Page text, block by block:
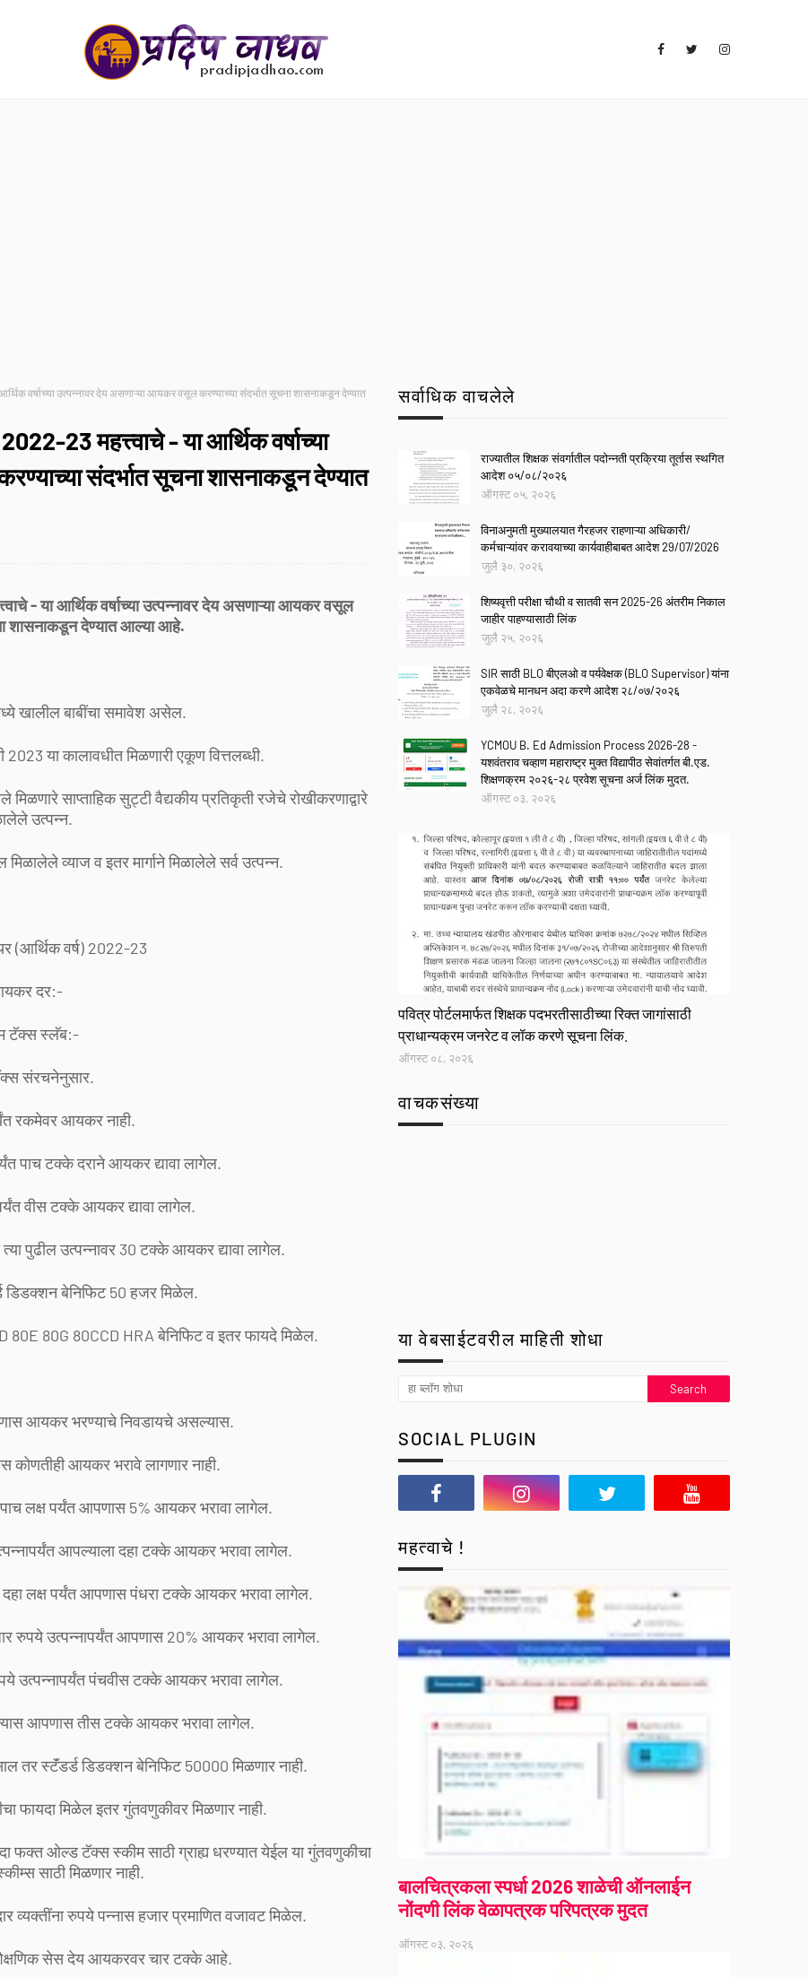
वर्षाच्या उत्पन्नावर देय असणाऱ्या आयकर वसूल करण्याच्या संदर्भात सूचना शासनाकडून देण्यात
23 महत्त्वाचे - या आर्थिक वर्षाच्या
संदर्भात सूचना शासनाकडून देण्यात
या आर्थिक वर्षाच्या उत्पन्नावर देय असणाऱ्या आयकर वसूल
शासनाकडून देण्यात आल्या आहे.
खालील बाबींचा समावेश असेल.
2023 या कालावधीत मिळणारी एकूण वित्तलब्धी.
साप्ताहिक सुट्टी वैद्यकीय प्रतिकृती रजेचे रोखीकरणाद्वारे
उत्पन्न.
व्याज व इतर मार्गाने मिळालेले सर्व उत्पन्न.
(आर्थिक वर्ष) 2022-23
दर:-
टॅक्स स्लॅब:-
संरचनेनुसार.
रकमेवर आयकर नाही.
पाच टक्के दराने आयकर द्यावा लागेल.
वीस टक्के आयकर द्यावा लागेल.
पुढील उत्पन्नावर 30 टक्के आयकर द्यावा लागेल.
डिडक्शन बेनिफिट 50 हजर मिळेल.
80E 80G 80CCD HRA बेनिफिट व इतर फायदे मिळेल.
आयकर भरण्याचे निवडायचे असल्यास.
कोणतीही आयकर भरावे लागणार नाही.
लक्ष पर्यंत आपणास 5% आयकर भरावा लागेल.
आपल्याला दहा टक्के आयकर भरावा लागेल.
लक्ष पर्यंत आपणास पंधरा टक्के आयकर भरावा लागेल.
रुपये उत्पन्नापर्यंत आपणास 20% आयकर भरावा लागेल.
उत्पन्नापर्यंत पंचवीस टक्के आयकर भरावा लागेल.
आपणास तीस टक्के आयकर भरावा लागेल.
स्टॅंडर्ड डिडक्शन बेनिफिट 50000 मिळणार नाही.
मिळेल इतर गुंतवणुकीवर मिळणार नाही.
ओल्ड टॅक्स स्कीम साठी ग्राह्य धरण्यात येईल या गुंतवणुकीचा
साठी मिळणार नाही.
व्यक्तींना रुपये पन्नास हजार प्रमाणित वजावट मिळेल.
सेस देय आयकरवर चार टक्के आहे.
सर्वाधिक वाचलेले
राज्यातील शिक्षक संवर्गातील पदोन्नती प्रक्रिया तूर्तास स्थगित
आदेश ०५/०८/२०२६
ऑगस्ट ०५, २०२६
विनाअनुमती मुख्यालयात गैरहजर राहणाऱ्या अधिकारी/
कर्मचाऱ्यांवर करावयाच्या कार्यवाहीबाबत आदेश 29/07/2026
जुलै ३०, २०२६
शिष्यवृत्ती परीक्षा चौथी व सातवी सन 2025-26 अंतरीम निकाल
जाहीर पाहण्यासाठी लिंक
जुलै २५, २०२६
SIR साठी BLO बीएलओ व पर्यवेक्षक (BLO Supervisor) यांना
एकवेळचे मानधन अदा करणे आदेश २८/०७/२०२६
जुलै २८, २०२६
YCMOU B. Ed Admission Process 2026-28 -
यशवंतराव चव्हाण महाराष्ट्र मुक्त विद्यापीठ सेवांतर्गत बी.एड.
शिक्षणक्रम २०२६-२८ प्रवेश सूचना अर्ज लिंक मुदत.
ऑगस्ट ०३, २०२६
पवित्र पोर्टलमार्फत शिक्षक पदभरतीसाठीच्या रिक्त जागांसाठी
प्राधान्यक्रम जनरेट व लॉक करणे सूचना लिंक.
ऑगस्ट ०८, २०२६
वाचकसंख्या
या वेबसाईटवरील माहिती शोधा
SOCIAL PLUGIN
महत्वाचे !
बालचित्रकला स्पर्धा 2026 शाळेची ऑनलाईन
नोंदणी लिंक वेळापत्रक परिपत्रक मुदत
ऑगस्ट ०३, २०२६